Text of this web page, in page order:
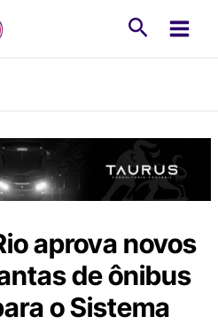
aprova novos
de ônibus
o Sistema